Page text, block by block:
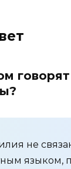
говорят
не
языком,